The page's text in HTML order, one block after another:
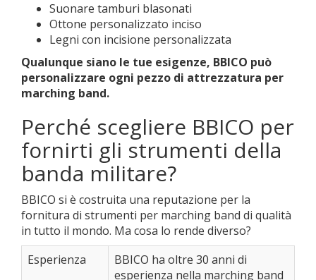
Suonare tamburi blasonati
Ottone personalizzato inciso
Legni con incisione personalizzata
Qualunque siano le tue esigenze, BBICO può
personalizzare ogni pezzo di attrezzatura per
marching band.
Perché scegliere BBICO per
fornirti gli strumenti della
banda militare?
BBICO si è costruita una reputazione per la
fornitura di strumenti per marching band di qualità
in tutto il mondo. Ma cosa lo rende diverso?
Esperienza
BBICO ha oltre 30 anni di
esperienza nella marching band